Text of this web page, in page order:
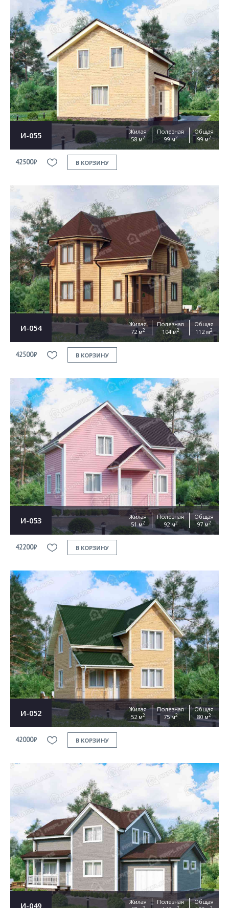
И-055
Жилая
58 м2
Полезная
99 м2
Общая
99 м2
42500₽ В КОРЗИНУ
И-054
Жилая
72 м2
Полезная
104 м2
Общая
112 м2
42500₽ В КОРЗИНУ
И-053
Жилая
51 м2
Полезная
92 м2
Общая
97 м2
42200₽ В КОРЗИНУ
И-052
Жилая
52 м2
Полезная
75 м2
Общая
80 м2
42000₽ В КОРЗИНУ
И-049
Жилая
Полезная
Общая